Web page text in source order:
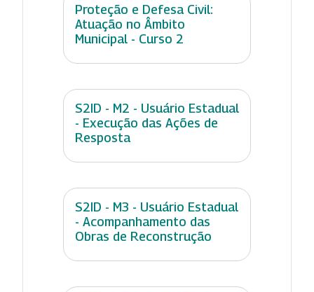
Proteção e Defesa Civil:
Atuação no Âmbito
Municipal - Curso 2
S2ID - M2 - Usuário Estadual
- Execução das Ações de
Resposta
S2ID - M3 - Usuário Estadual
- Acompanhamento das
Obras de Reconstrução